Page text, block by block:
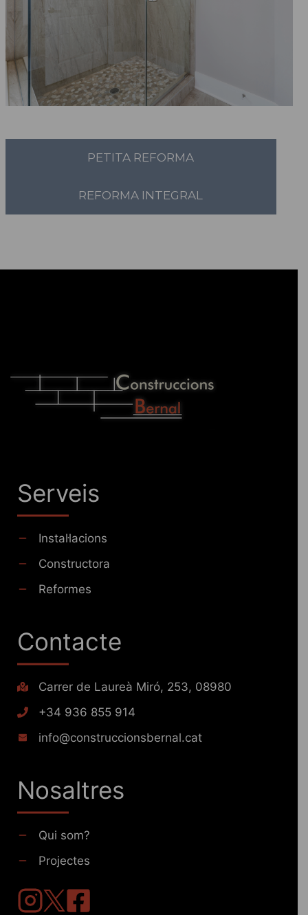
PETITA REFORMA
REFORMA INTEGRAL
Serveis
Instal·lacions
Constructora
Reformes
Contacte
Carrer de Laureà Miró, 253, 08980
+34 936 855 914
info@construccionsbernal.cat
Nosaltres
Qui som?
Projectes